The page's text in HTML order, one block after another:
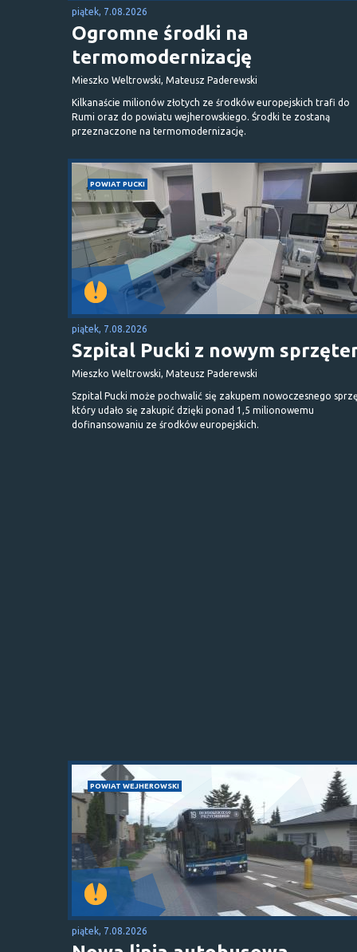
piątek, 7.08.2026
Ogromne środki na
termomodernizację
Mieszko Weltrowski, Mateusz Paderewski
Kilkanaście milionów złotych ze środków europejskich trafi do
Rumi oraz do powiatu wejherowskiego. Środki te zostaną
przeznaczone na termomodernizację.
POWIAT PUCKI
piątek, 7.08.2026
Szpital Pucki z nowym
Mieszko Weltrowski, Mateusz Paderewski
Szpital Pucki może pochwalić się zakupem nowoczesnego
który udało się zakupić dzięki ponad 1,5 milionowemu
dofinansowaniu ze środków europejskich.
POWIAT WEJHEROWSKI
piątek, 7.08.2026